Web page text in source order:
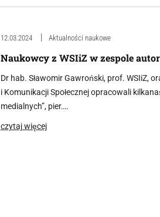
12.03.2024 Aktualności naukowe
Naukowcy z WSIiZ w zespole
Dr hab. Sławomir Gawroński, prof. WSIiZ,
i Komunikacji Społecznej opracowali
medialnych”, pier….
czytaj więcej